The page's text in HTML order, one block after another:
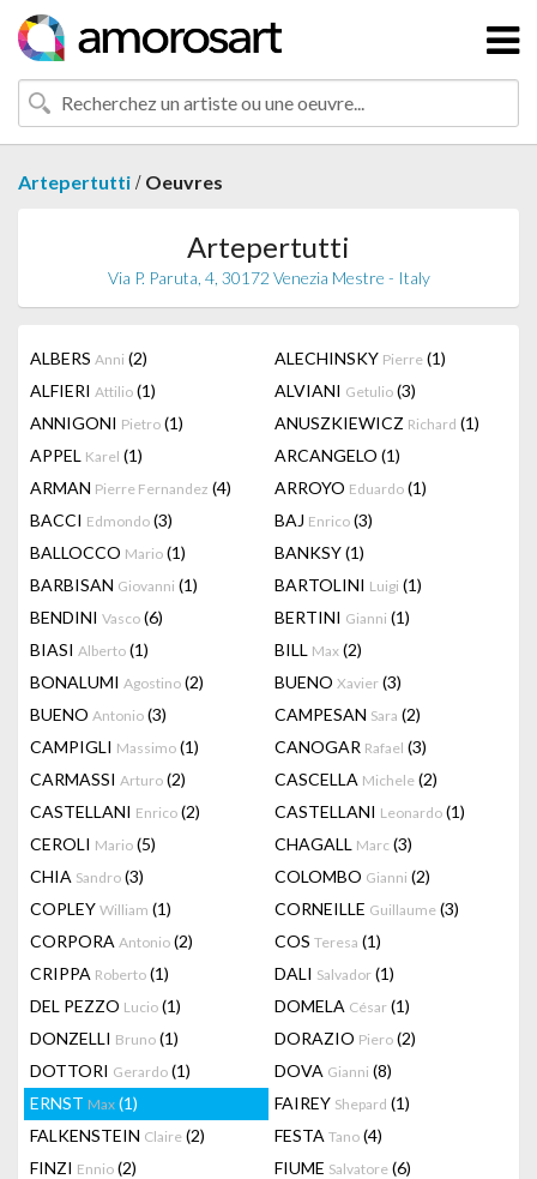
Artepertutti / Oeuvres
Artepertutti
Via P. Paruta, 4, 30172 Venezia Mestre - Italy
ALBERS Anni (2) ALECHINSKY Pierre (1)
ALFIERI Attilio (1) ALVIANI Getulio (3)
ANNIGONI Pietro (1) ANUSZKIEWICZ Richard (1)
APPEL Karel (1) ARCANGELO (1)
ARMAN Pierre Fernandez (4) ARROYO Eduardo (1)
BACCI Edmondo (3) BAJ Enrico (3)
BALLOCCO Mario (1) BANKSY(1)
BARBISAN Giovanni (1) BARTOLINI Luigi (1)
BENDINI Vasco (6) BERTINI Gianni (1)
BIASI Alberto (1) BILL Max (2)
BONALUMI Agostino (2) BUENO Xavier (3)
BUENO Antonio (3) CAMPESAN Sara (2)
CAMPIGLI Massimo (1) CANOGAR Rafael (3)
CARMASSI Arturo (2) CASCELLA Michele (2)
CASTELLANI Enrico (2) CASTELLANI Leonardo (1)
CEROLI Mario (5) CHAGALL Marc (3)
CHIA Sandro (3) COLOMBO Gianni (2)
COPLEY William (1) CORNEILLE Guillaume (3)
CORPORA Antonio (2) COS Teresa (1)
CRIPPA Roberto (1) DALI Salvador (1)
DEL PEZZO Lucio (1) DOMELA César (1)
DONZELLI Bruno (1) DORAZIO Piero (2)
DOTTORI Gerardo (1) DOVA Gianni (8)
ERNST Max (1) FAIREY Shepard (1)
FALKENSTEIN Claire (2) FESTA Tano (4)
FINZI Ennio (2) FIUME Salvatore (6)